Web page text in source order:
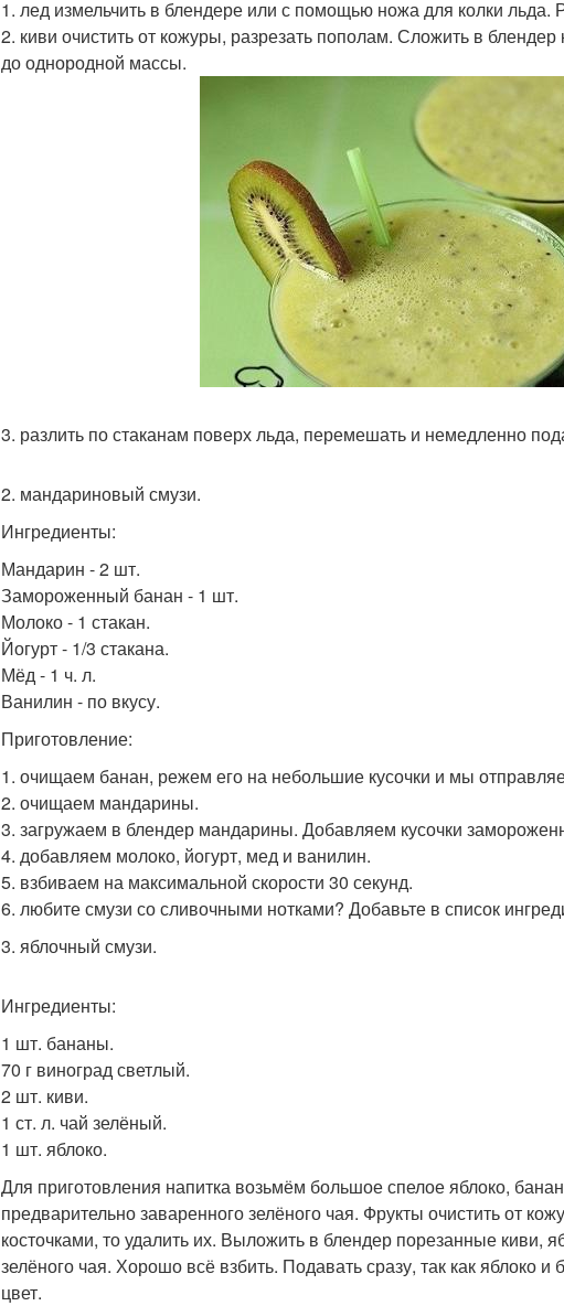
1. лед измельчить в блендере или с помощью ножа для колки льда.
2. киви очистить от кожуры, разрезать пополам. Сложить в
до однородной массы.
3. разлить по стаканам поверх льда, перемешать и немедленно
2. мандариновый смузи.
Ингредиенты:
Мандарин - 2 шт.
Замороженный банан - 1 шт.
Молоко - 1 стакан.
Йогурт - 1/3 стакана.
Мёд - 1 ч. л.
Ванилин - по вкусу.
Приготовление:
1. очищаем банан, режем его на небольшие кусочки и мы
2. очищаем мандарины.
3. загружаем в блендер мандарины. Добавляем кусочки
4. добавляем молоко, йогурт, мед и ванилин.
5. взбиваем на максимальной скорости 30 секунд.
6. любите смузи со сливочными нотками? Добавьте в список
3. яблочный смузи.
Ингредиенты:
1 шт. бананы.
70 г виноград светлый.
2 шт. киви.
1 ст. л. чай зелёный.
1 шт. яблоко.
Для приготовления напитка возьмём большое спелое яблоко,
предварительно заваренного зелёного чая. Фрукты очистить от
косточками, то удалить их. Выложить в блендер порезанные киви,
зелёного чая. Хорошо всё взбить. Подавать сразу, так как яблоко
цвет.